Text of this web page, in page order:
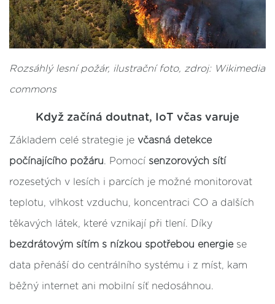
Rozsáhlý lesní požár, ilustrační foto, zdroj: Wikimedia
commons
Když začíná doutnat, IoT včas varuje
Základem celé strategie je včasná detekce
počínajícího požáru. Pomocí senzorových sítí
rozesetých v lesích i parcích je možné monitorovat
teplotu, vlhkost vzduchu, koncentraci CO a dalších
těkavých látek, které vznikají při tlení. Díky
bezdrátovým sítím s nízkou spotřebou energie se
data přenáší do centrálního systému i z míst, kam
běžný internet ani mobilní síť nedosáhnou.